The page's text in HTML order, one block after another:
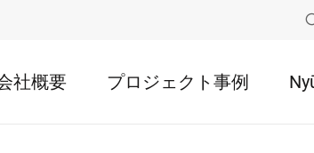
社概要 プロジェクト事例